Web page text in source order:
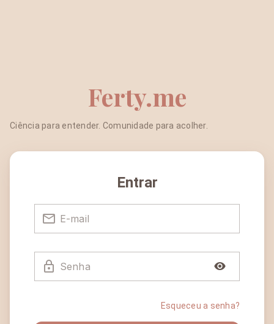
Ferty.me
Ciência para entender. Comunidade para acolher.
Entrar
E-mail
Senha
Esqueceu a senha?